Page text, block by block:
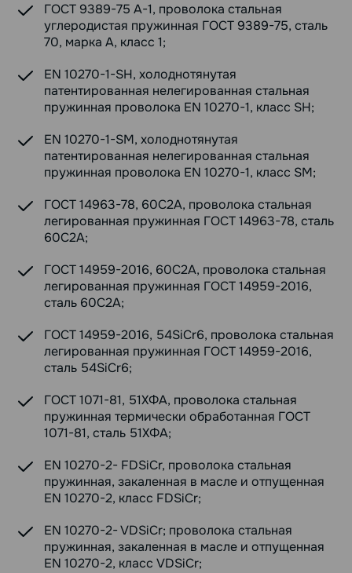
ГОСТ 9389-75 А-1, проволока стальная
углеродистая пружинная ГОСТ 9389-75, сталь
70, марка А, класс 1;
EN 10270-1-SH, холоднотянутая
патентированная нелегированная стальная
пружинная проволока EN 10270-1, класс SH;
EN 10270-1-SM, холоднотянутая
патентированная нелегированная стальная
пружинная проволока EN 10270-1, класс SM;
ГОСТ 14963-78, 60С2А, проволока стальная
легированная пружинная ГОСТ 14963-78, сталь
60С2А;
ГОСТ 14959-2016, 60С2А, проволока стальная
легированная пружинная ГОСТ 14959-2016,
сталь 60С2А;
ГОСТ 14959-2016, 54SiCr6, проволока стальная
легированная пружинная ГОСТ 14959-2016,
сталь 54SiCr6;
ГОСТ 1071-81, 51ХФА, проволока стальная
пружинная термически обработанная ГОСТ
1071-81, сталь 51ХФА;
EN 10270-2- FDSiCr, проволока стальная
пружинная, закаленная в масле и отпущенная
EN 10270-2, класс FDSiCr;
EN 10270-2- VDSiCr; проволока стальная
пружинная, закаленная в масле и отпущенная
EN 10270-2, класс VDSiCr;